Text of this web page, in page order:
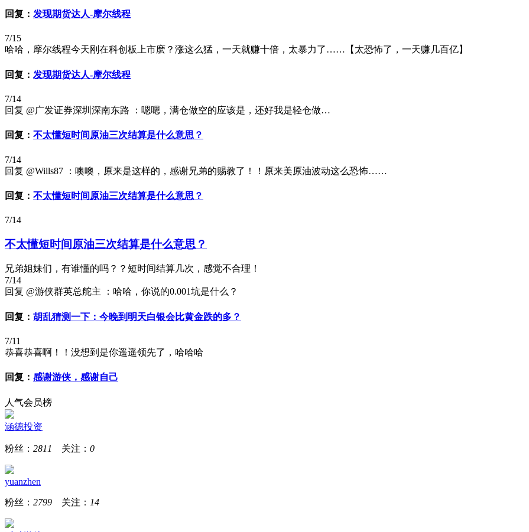
回复： 发现期货达人-摩尔线程
7/15
哈哈，摩尔线程今天刚在科创板上市麽？涨这么猛，一天就赚十倍，太暴力了……【太恐怖了，一天赚几百亿】
回复： 发现期货达人-摩尔线程
7/14
回复 @广发证券深圳深南东路 ：嗯嗯，满仓做空的应该是，还好我是轻仓做…
回复： 不太懂短时间原油三次结算是什么意思？
7/14
回复 @Wills87 ：噢噢，原来是这样的，感谢兄弟的赐教了！！原来美原油波动这么恐怖……
回复： 不太懂短时间原油三次结算是什么意思？
7/14
不太懂短时间原油三次结算是什么意思？
兄弟姐妹们，有谁懂的吗？？短时间结算几次，感觉不合理！
7/14
回复 @游侠群英总舵主 ：哈哈，你说的0.001坑是什么？
回复： 胡乱猜测一下：今晚到明天白银会比黄金跌的多？
7/11
恭喜恭喜啊！！没想到是你遥遥领先了，哈哈哈
回复： 感谢游侠，感谢自己
人气会员榜
涵德投资
粉丝： 2811 关注： 0
yuanzhen
粉丝： 2799 关注： 14